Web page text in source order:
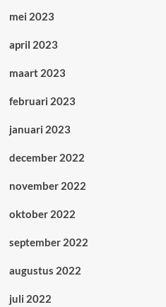
mei 2023
april 2023
maart 2023
februari 2023
januari 2023
december 2022
november 2022
oktober 2022
september 2022
augustus 2022
juli 2022